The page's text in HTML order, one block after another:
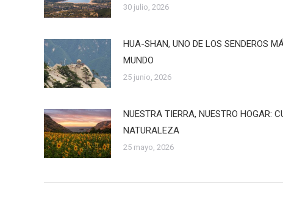
30 julio, 2026
HUA-SHAN, UNO DE LOS SENDEROS
MUNDO
25 junio, 2026
NUESTRA TIERRA, NUESTRO HOGAR:
NATURALEZA
25 mayo, 2026